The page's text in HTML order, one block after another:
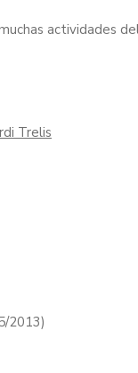
actividades
Trelis
2013)